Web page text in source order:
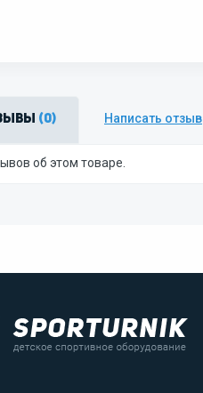
(0) Написать отзыв
об этом товаре.